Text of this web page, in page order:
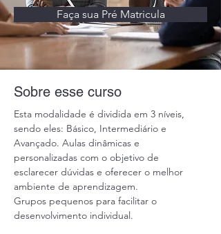
Faça sua Pré Matricula
Sobre esse curso
Esta modalidade é dividida em 3 níveis,
sendo eles: Básico, Intermediário e
Avançado. Aulas dinâmicas e
personalizadas com o objetivo de
esclarecer dúvidas e oferecer o melhor
ambiente de aprendizagem.
Grupos pequenos para facilitar o
desenvolvimento individual.